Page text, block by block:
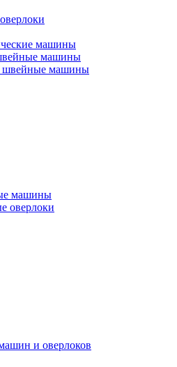
машины
машины
швейные машины
машины
оверлоки
и оверлоков